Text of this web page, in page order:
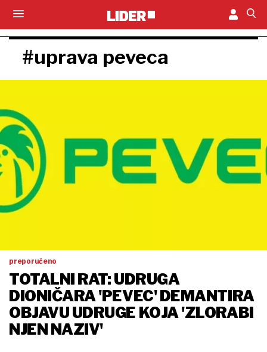
#uprava peveca
preporučeno
TOTALNI RAT: UDRUGA
DIONIČARA 'PEVEC' DEMANTIRA
OBJAVU UDRUGE KOJA 'ZLORABI
NJEN NAZIV'